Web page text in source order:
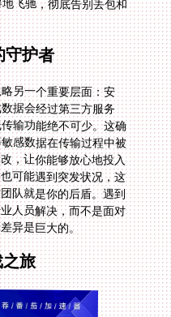
守护者
另一个重要层面：安
据会经过第三方服务
输功能绝不可少。这确
感数据在传输过程中被
，让你能够放心地投入
可能遇到突发状况，这
队就是你的后盾。遇到
人员解决，而不是面对
异是巨大的。
旅